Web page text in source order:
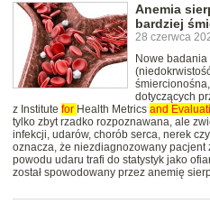
Anemia
bardziej
28 czerwca
Nowe
dotyczących
z Institute for Health Metrics and
tylko zbyt rzadko rozpoznawana, ale
infekcji, udarów, chorób serca, nerek
oznacza, że niezdiagnozowany pacjent
powodu udaru trafi do statystyk jako
został spowodowany przez anemię